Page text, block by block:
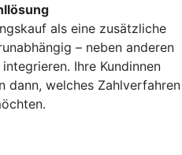
als eine zusätzliche
– neben anderen
Ihre Kundinnen
dann, welches Zahlverfahren